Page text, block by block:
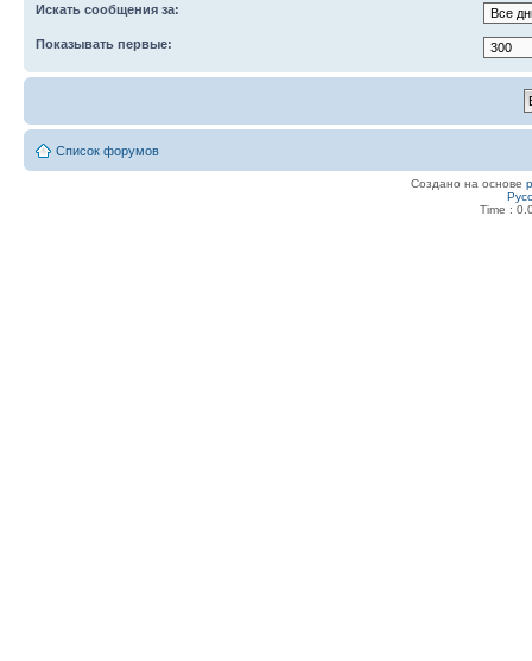
Искать сообщения за:
Показывать первые:
Список форумов
Создано на основе
Time :